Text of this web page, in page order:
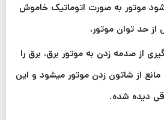
موتور به صورت اتوماتیک خاموش
حد توان موتور،
از صدمه زدن به موتور برق، برق را
از شاتون زدن موتور میشود و این
دیده شده.